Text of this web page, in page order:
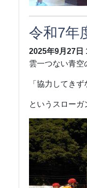
令和7年
2025年9月27日
雲一つない青空
「協力してき
というスローガ